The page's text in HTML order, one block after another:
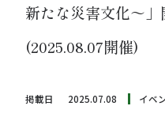
新たな災害文化～
(2025.08.07開催)
掲載日 2025.07.08 イベ